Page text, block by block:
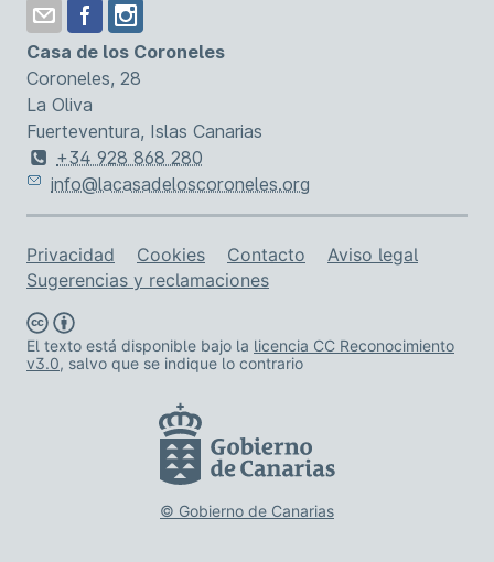
Casa de los Coroneles
Coroneles, 28
La Oliva
Fuerteventura, Islas Canarias
+34 928 868 280
info@lacasadeloscoroneles.org
Enlaces de asistencia
Privacidad Cookies Contacto
Aviso legal
Sugerencias y reclamaciones
El texto está disponible bajo la licencia CC Reconocimiento
v3.0, salvo que se indique lo contrario
© Gobierno de Canarias